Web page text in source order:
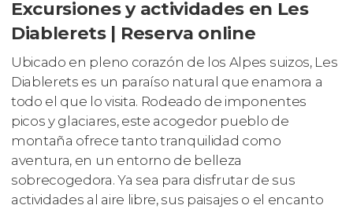
Excursiones y actividades en Les
Diablerets | Reserva online
Ubicado en pleno corazón de los Alpes suizos, Les
Diablerets es un paraíso natural que enamora a
todo el que lo visita. Rodeado de imponentes
picos y glaciares, este acogedor pueblo de
montaña ofrece tanto tranquilidad como
aventura, en un entorno de belleza
sobrecogedora. Ya sea para disfrutar de sus
actividades al aire libre, sus paisajes o el encanto